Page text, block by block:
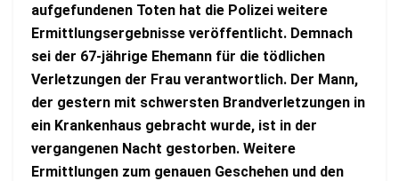
aufgefundenen Toten hat die Polizei weitere
Ermittlungsergebnisse veröffentlicht. Demnach
sei der 67-jährige Ehemann für die tödlichen
Verletzungen der Frau verantwortlich. Der Mann,
der gestern mit schwersten Brandverletzungen in
ein Krankenhaus gebracht wurde, ist in der
vergangenen Nacht gestorben. Weitere
Ermittlungen zum genauen Geschehen und den